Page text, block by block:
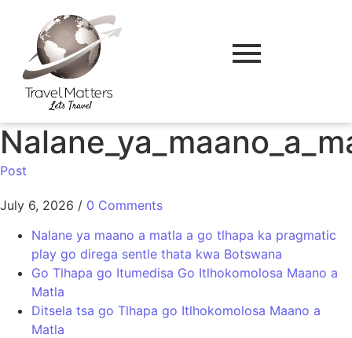
Post
July 6, 2026 / 0 Comments
Nalane ya maano a matla a go tlhapa ka pragmatic
play go direga sentle thata kwa Botswana
Go Tlhapa go Itumedisa Go Itlhokomolosa Maano a
Matla
Ditsela tsa go Tlhapa go Itlhokomolosa Maano a
Matla